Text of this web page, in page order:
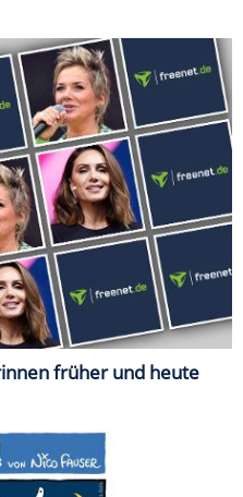
früher und heute